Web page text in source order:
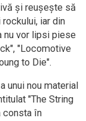
și reușește să
iar din
nu vor lipsi piese
"Locomotive
to Die".
unui nou material
"The String
consta în